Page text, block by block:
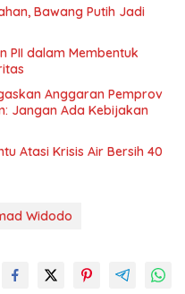
Bawang Putih Jadi
PII dalam Membentuk
Anggaran Pemprov
Jangan Ada Kebijakan
Atasi Krisis Air Bersih 40
Widodo